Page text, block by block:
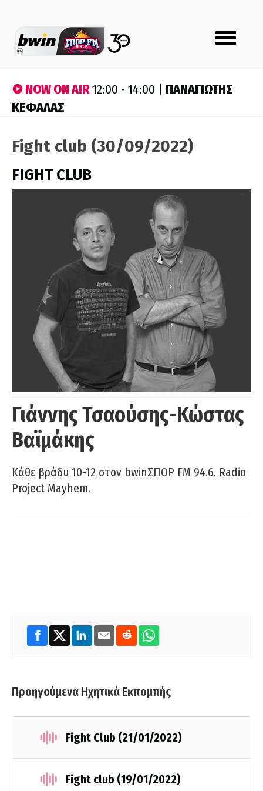
Toggle
navigation
NOW ON AIR12:00 - 14:00 | ΠΑΝΑΓΙΩΤΗΣ
ΚΕΦΑΛΑΣ
Fight club (30/09/2022)
FIGHT CLUB
Γιάννης Τσαούσης-Κώστας
Βαϊμάκης
Κάθε βράδυ 10-12 στον bwinΣΠΟΡ FM 94.6. Radio
Project Mayhem.
Προηγούμενα Ηχητικά Εκπομπής
Fight Club (21/01/2022)
Fight club (19/01/2022)